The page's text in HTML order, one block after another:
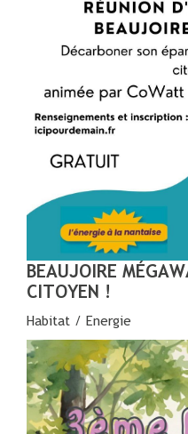
BEAUJOIRE
CITOYEN !
Habitat / Energie